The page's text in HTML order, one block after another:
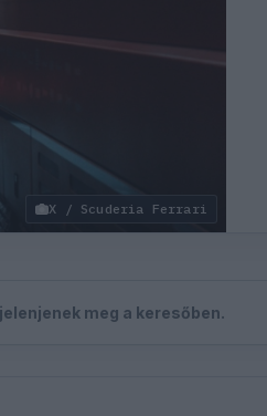
X / Scuderia Ferrari
meg a keresőben.